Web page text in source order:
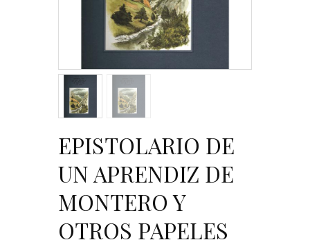
EPISTOLARIO DE
UN APRENDIZ DE
MONTERO Y
OTROS PAPELES